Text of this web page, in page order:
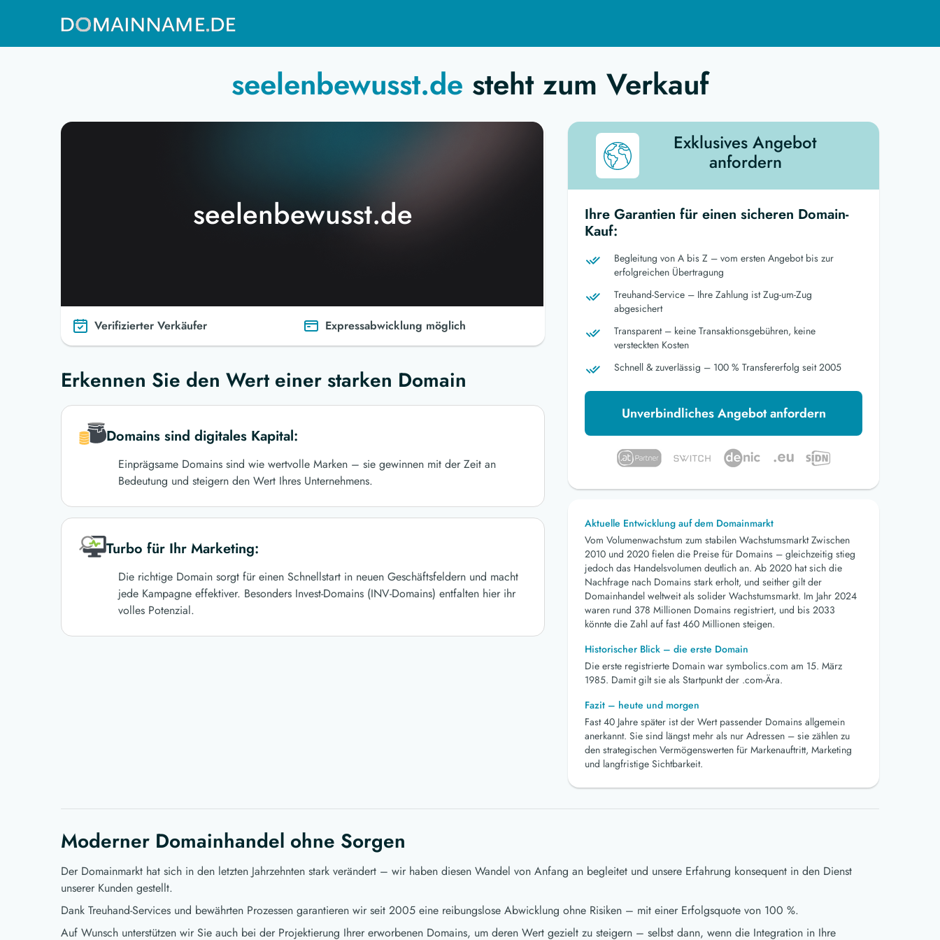
seelenbewusst.de steht zum Verkauf
seelenbewusst.de
Verifizierter Verkäufer Expressabwicklung möglich
Erkennen Sie den Wert einer starken Domain
Domains sind digitales Kapital:
Einprägsame Domains sind wie wertvolle Marken – sie gewinnen mit der Zeit an
Bedeutung und steigern den Wert Ihres Unternehmens.
Turbo für Ihr Marketing:
Die richtige Domain sorgt für einen Schnellstart in neuen Geschäftsfeldern und macht
jede Kampagne effektiver. Besonders Invest-Domains (INV-Domains) entfalten hier ihr
volles Potenzial.
Exklusives Angebot
anfordern
Ihre Garantien für einen sicheren Domain-
Kauf:
Begleitung von A bis Z – vom ersten Angebot bis zur
erfolgreichen Übertragung
Treuhand-Service – Ihre Zahlung ist Zug-um-Zug
abgesichert
Transparent – keine Transaktionsgebühren, keine
versteckten Kosten
Schnell & zuverlässig – 100 % Transfererfolg seit 2005
Unverbindliches Angebot anfordern
Aktuelle Entwicklung auf dem Domainmarkt
Vom Volumenwachstum zum stabilen Wachstumsmarkt Zwischen
2010 und 2020 fielen die Preise für Domains – gleichzeitig stieg
jedoch das Handelsvolumen deutlich an. Ab 2020 hat sich die
Nachfrage nach Domains stark erholt, und seither gilt der
Domainhandel weltweit als solider Wachstumsmarkt. Im Jahr 2024
waren rund 378 Millionen Domains registriert, und bis 2033
könnte die Zahl auf fast 460 Millionen steigen.
Historischer Blick – die erste Domain
Die erste registrierte Domain war symbolics.com am 15. März
1985. Damit gilt sie als Startpunkt der .com-Ära.
Fazit – heute und morgen
Fast 40 Jahre später ist der Wert passender Domains allgemein
anerkannt. Sie sind längst mehr als nur Adressen – sie zählen zu
den strategischen Vermögenswerten für Markenauftritt, Marketing
und langfristige Sichtbarkeit.
Moderner Domainhandel ohne Sorgen
Der Domainmarkt hat sich in den letzten Jahrzehnten stark verändert – wir haben diesen Wandel von Anfang an begleitet und unsere Erfahrung konsequent in den Dienst
unserer Kunden gestellt.
Dank Treuhand-Services und bewährten Prozessen garantieren wir seit 2005 eine reibungslose Abwicklung ohne Risiken – mit einer Erfolgsquote von 100 %.
Auf Wunsch unterstützen wir Sie auch bei der Projektierung Ihrer erworbenen Domains, um deren Wert gezielt zu steigern – selbst dann, wenn die Integration in Ihre